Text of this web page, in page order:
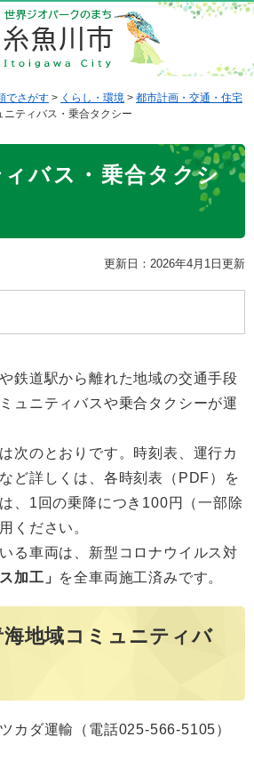
でさがす > くらし・環境 > 都市計画・交通・住宅
ニティバス・乗合タクシー
バス・乗合タクシ
更新日：2026年4月1日更新
鉄道駅から離れた地域の交通手段
ュニティバスや乗合タクシーが運
次のとおりです。時刻表、運行カ
ど詳しくは、各時刻表（PDF）を
、1回の乗降につき100円（一部除
ください。
る車両は、新型コロナウイルス対
加工」 を全車両施工済みです。
地域コミュニティバ
ダ運輸（電話025-566-5105）